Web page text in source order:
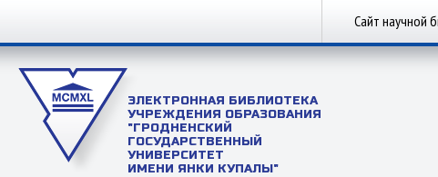
Сайт научной
ЭЛЕКТРОННАЯ БИБЛИОТЕКА
УЧРЕЖДЕНИЯ ОБРАЗОВАНИЯ
"ГРОДНЕНСКИЙ
ГОСУДАРСТВЕННЫЙ
УНИВЕРСИТЕТ
ИМЕНИ ЯНКИ КУПАЛЫ"